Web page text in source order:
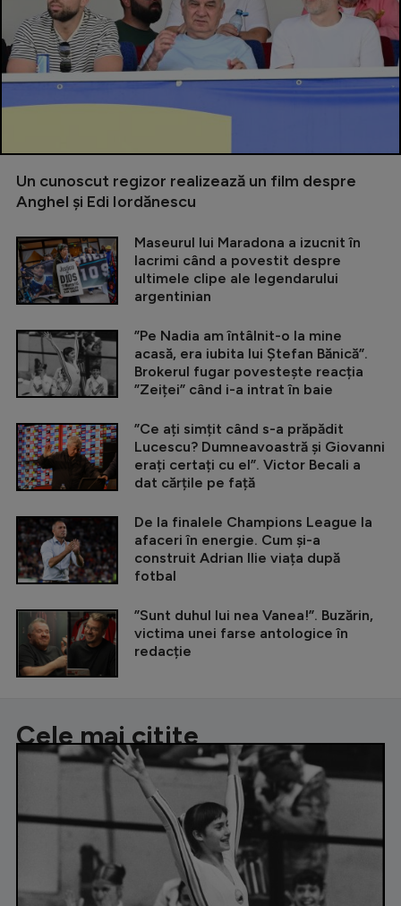
Un cunoscut regizor realizează un film despre
Anghel și Edi Iordănescu
Maseurul lui Maradona a izucnit în
lacrimi când a povestit despre
ultimele clipe ale legendarului
argentinian
”Pe Nadia am întâlnit-o la mine
acasă, era iubita lui Ștefan Bănică”.
Brokerul fugar povestește reacția
”Zeiței” când i-a intrat în baie
”Ce ați simțit când s-a prăpădit
Lucescu? Dumneavoastră și Giovanni
erați certați cu el”. Victor Becali a
dat cărțile pe față
De la finalele Champions League la
afaceri în energie. Cum și-a
construit Adrian Ilie viața după
fotbal
”Sunt duhul lui nea Vanea!”. Buzărin,
victima unei farse antologice în
redacție
Cele mai citite